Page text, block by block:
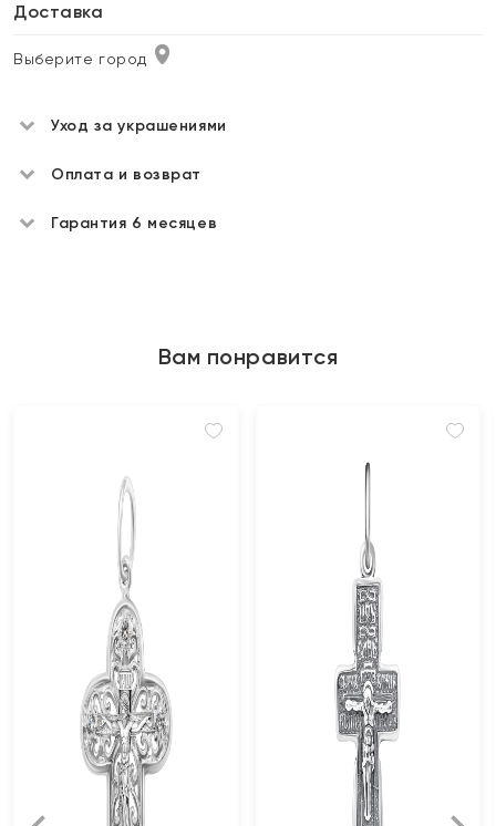
Доставка
Выберите город
Уход за украшениями
Оплата и возврат
Гарантия 6 месяцев
Вам понравится